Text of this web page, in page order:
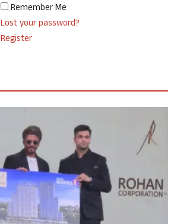
Remember Me
Lost your password?
Register